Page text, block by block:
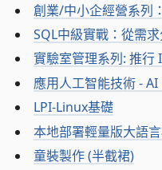
創業/中小企經營系列
SQL中級實戰：從需
實驗室管理系列: 推行
應用人工智能技術 -
LPI-Linux基礎
本地部署輕量版大語
童裝製作 (半截裙)